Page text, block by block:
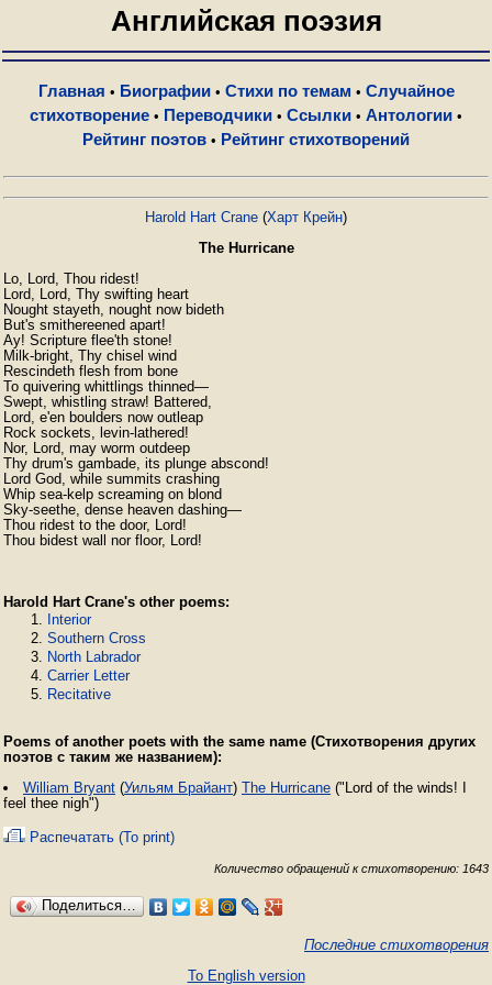
Английская поэзия
Главная • Биографии• Стихи по темам • Случайное
стихотворение • Переводчики • Ссылки • Антологии •
Рейтинг поэтов • Рейтинг стихотворений
Harold Hart Crane (Харт Крейн)
The Hurricane
Lo, Lord, Thou ridest!
Lord, Lord, Thy swifting heart
Nought stayeth, nought now bideth
But's smithereened apart!
Ay! Scripture flee'th stone!
Milk-bright, Thy chisel wind
Rescindeth flesh from bone
To quivering whittlings thinned—
Swept, whistling straw! Battered,
Lord, e'en boulders now outleap
Rock sockets, levin-lathered!
Nor, Lord, may worm outdeep
Thy drum's gambade, its plunge abscond!
Lord God, while summits crashing
Whip sea-kelp screaming on blond
Sky-seethe, dense heaven dashing—
Thou ridest to the door, Lord!
Thou bidest wall nor floor, Lord!
Harold Hart Crane's other poems:
Interior
Southern Cross
North Labrador
Carrier Letter
Recitative
Poems of another poets with the same name (Стихотворения других
поэтов с таким же названием):
William Bryant (Уильям Брайант) The Hurricane ("Lord of the winds! I
feel thee nigh")
Распечатать (To print)
Количество обращений к стихотворению: 1643
Поделиться…
Последние стихотворения
To English version